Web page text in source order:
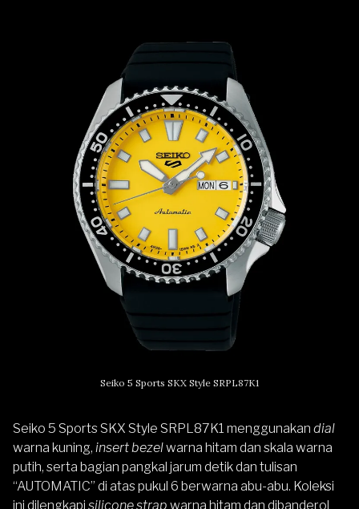
Seiko 5 Sports SKX Style SRPL87K1
Seiko 5 Sports SKX Style SRPL87K1 menggunakan dial
warna kuning, insert bezelwarna hitam dan skala warna
putih, serta bagian pangkal jarum detik dan tulisan
“AUTOMATIC” di atas pukul 6 berwarna abu-abu. Koleksi
ini dilengkapi silicone strap warna hitam dan dibanderol